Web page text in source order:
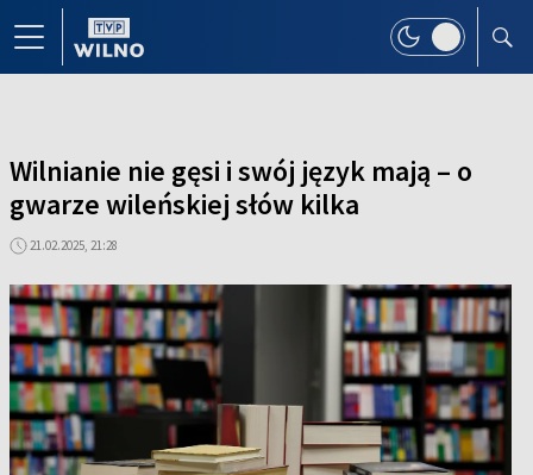
Wilnianie nie gęsi i swój język mają – o
gwarze wileńskiej słów kilka
21.02.2025, 21:28